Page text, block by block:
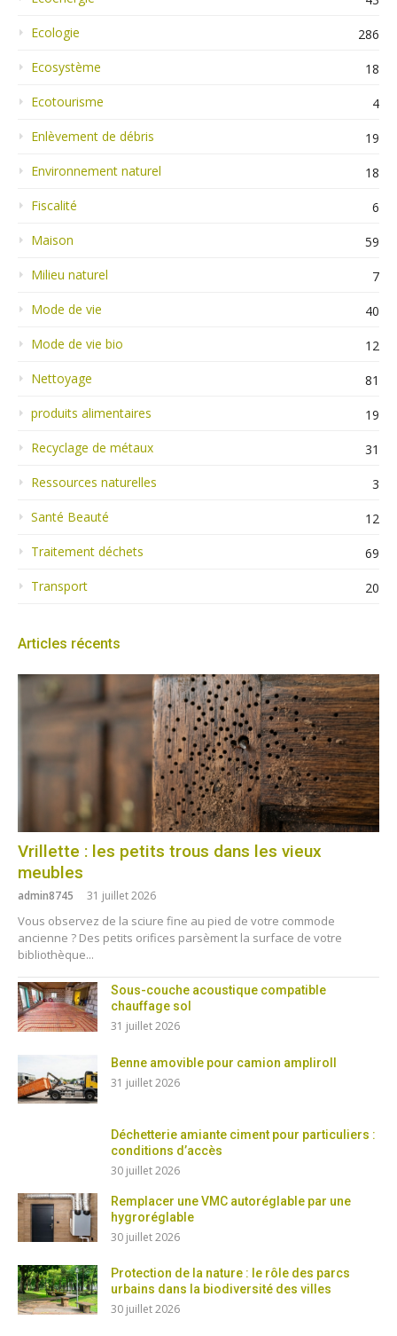
Ecologie
286
Ecosystème
18
Ecotourisme
4
Enlèvement de débris
19
Environnement naturel
18
Fiscalité
6
Maison
59
Milieu naturel
7
Mode de vie
40
Mode de vie bio
12
Nettoyage
81
produits alimentaires
19
Recyclage de métaux
31
Ressources naturelles
3
Santé Beauté
12
Traitement déchets
69
Transport
20
Articles récents
Vrillette : les petits trous dans les vieux
meubles
admin8745 31 juillet 2026
Vous observez de la sciure fine au pied de votre commode
ancienne ? Des petits orifices parsèment la surface de votre
bibliothèque...
Sous-couche acoustique compatible
chauffage sol
31 juillet 2026
Benne amovible pour camion ampliroll
31 juillet 2026
Déchetterie amiante ciment pour particuliers :
conditions d’accès
30 juillet 2026
Remplacer une VMC autoréglable par une
hygroréglable
30 juillet 2026
Protection de la nature : le rôle des parcs
urbains dans la biodiversité des villes
30 juillet 2026